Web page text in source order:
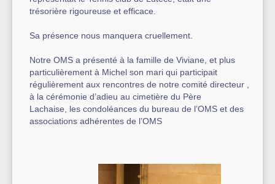
trésorière rigoureuse et efficace.
Sa présence nous manquera cruellement.
Notre OMS a présenté à la famille de Viviane, et plus
particulièrement à Michel son mari qui participait
régulièrement aux rencontres de notre comité directeur ,
à la cérémonie d’adieu au cimetière du Père
Lachaise, les condoléances du bureau de l’OMS et des
associations adhérentes de l’OMS